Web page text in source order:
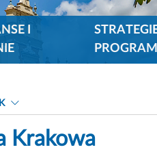
I
Krakowa